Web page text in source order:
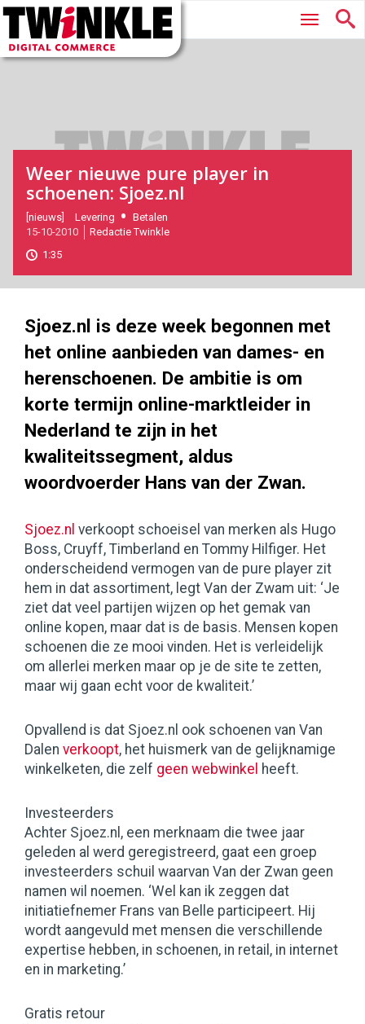
Twinkle
Digital
Commerce
Hoofdmenu
Weer nieuwe pure player in
schoenen: Sjoez.nl
2010-
10-
15T12:11:00
2017-
05-
[nieuws] Levering
Betalen
15-10-2010
Redactie Twinkle
1:35
Sjoez.nl is deze week begonnen met
het online aanbieden van dames- en
herenschoenen. De ambitie is om
korte termijn online-marktleider in
Nederland te zijn in het
kwaliteitssegment, aldus
woordvoerder Hans van der Zwan.
Sjoez.nl verkoopt schoeisel van merken als Hugo
Boss, Cruyff, Timberland en Tommy Hilfiger. Het
onderscheidend vermogen van de pure player zit
hem in dat assortiment, legt Van der Zwam uit: ‘Je
ziet dat veel partijen wijzen op het gemak van
online kopen, maar dat is de basis. Mensen kopen
schoenen die ze mooi vinden. Het is verleidelijk
om allerlei merken maar op je de site te zetten,
maar wij gaan echt voor de kwaliteit.’
Opvallend is dat Sjoez.nl ook schoenen van Van
Dalen verkoopt, het huismerk van de gelijknamige
winkelketen, die zelf geen webwinkel heeft.
Investeerders
Achter Sjoez.nl, een merknaam die twee jaar
geleden al werd geregistreerd, gaat een groep
investeerders schuil waarvan Van der Zwan geen
namen wil noemen. ‘Wel kan ik zeggen dat
initiatiefnemer Frans van Belle participeert. Hij
wordt aangevuld met mensen die verschillende
expertise hebben, in schoenen, in retail, in internet
en in marketing.’
Gratis retour